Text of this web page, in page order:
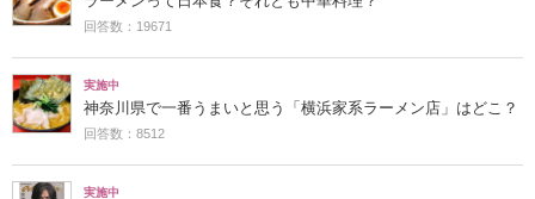
回答数：19671
実施中
神奈川県で一番うまいと思う「横浜家系ラーメン店」はどこ？
回答数：8512
実施中